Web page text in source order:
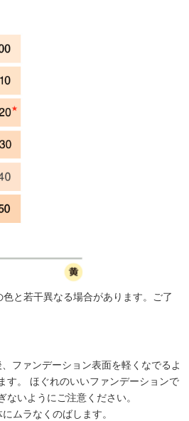
と若干異なる場合があります。ご了
ファンデーション表面を軽くなでるよ
す。 ほぐれのいいファンデーションで
いようにご注意ください。
ムラなくのばします。